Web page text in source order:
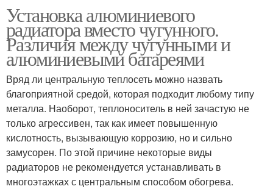
Установка алюминиевого
радиатора вместо чугунного.
Различия между чугунными и
алюминиевыми батареями
Вряд ли центральную теплосеть можно назвать
благоприятной средой, которая подходит любому типу
металла. Наоборот, теплоноситель в ней зачастую не
только агрессивен, так как имеет повышенную
кислотность, вызывающую коррозию, но и сильно
замусорен. По этой причине некоторые виды
радиаторов не рекомендуется устанавливать в
многоэтажках с центральным способом обогрева.